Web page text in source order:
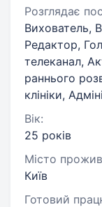
Розглядає
Вихователь,
Редактор,
телеканал,
раннього
клініки,
Вік:
25 років
Місто
Київ
Готовий